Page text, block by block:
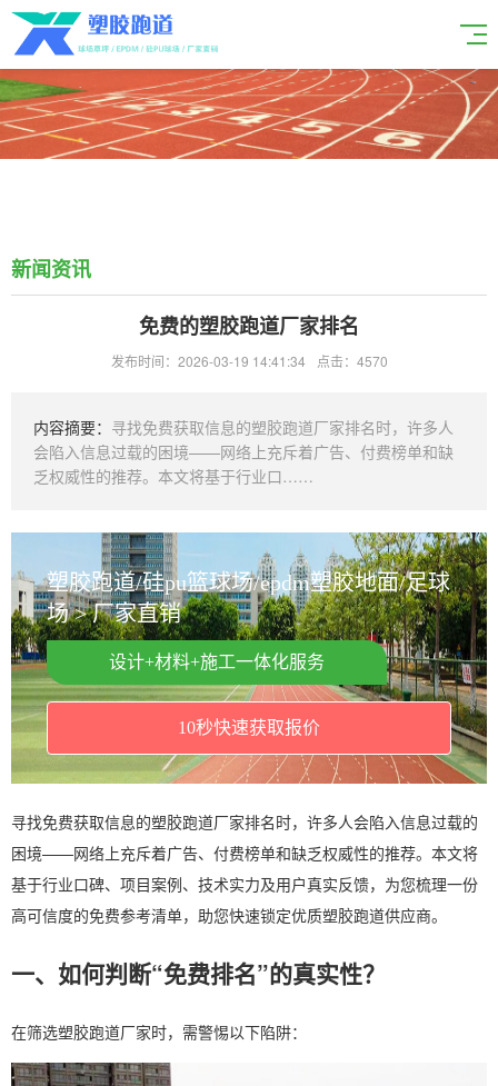
新闻资讯
免费的塑胶跑道厂家排名
发布时间：2026-03-19 14:41:34 点击：4570
内容摘要： 寻找免费获取信息的塑胶跑道厂家排名时，许多人
会陷入信息过载的困境——网络上充斥着广告、付费榜单和缺
乏权威性的推荐。本文将基于行业口……
塑胶跑道/硅pu篮球场/epdm塑胶地面/足球
场 > 厂家直销
设计+材料+施工一体化服务
10秒快速获取报价
寻找免费获取信息的塑胶跑道厂家排名时，许多人会陷入信息过载的
困境——网络上充斥着广告、付费榜单和缺乏权威性的推荐。本文将
基于行业口碑、项目案例、技术实力及用户真实反馈，为您梳理一份
高可信度的免费参考清单，助您快速锁定优质塑胶跑道供应商。
一、如何判断“免费排名”的真实性？
在筛选塑胶跑道厂家时，需警惕以下陷阱：